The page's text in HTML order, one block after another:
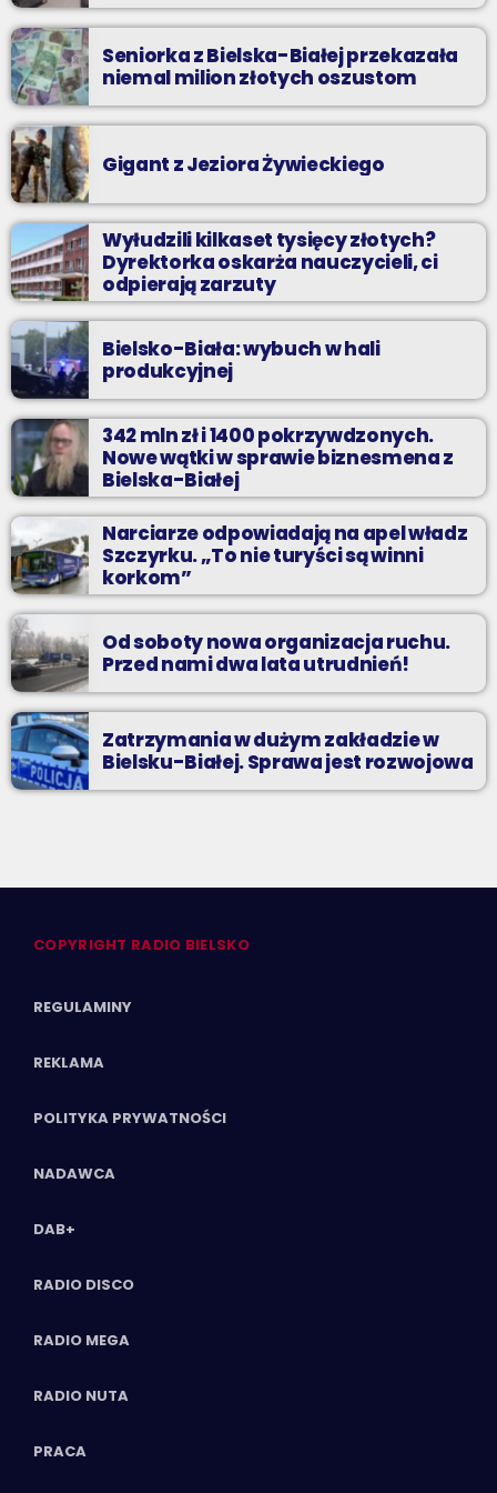
Seniorka z Bielska-Białej przekazała
niemal milion złotych oszustom
Gigant z Jeziora Żywieckiego
Wyłudzili kilkaset tysięcy złotych?
Dyrektorka oskarża nauczycieli, ci
odpierają zarzuty
Bielsko-Biała: wybuch w hali
produkcyjnej
342 mln zł i 1400 pokrzywdzonych.
Nowe wątki w sprawie biznesmena z
Bielska-Białej
Narciarze odpowiadają na apel władz
Szczyrku. „To nie turyści są winni
korkom”
Od soboty nowa organizacja ruchu.
Przed nami dwa lata utrudnień!
Zatrzymania w dużym zakładzie w
Bielsku-Białej. Sprawa jest rozwojowa
COPYRIGHT RADIO BIELSKO
REGULAMINY
REKLAMA
POLITYKA PRYWATNOŚCI
NADAWCA
DAB+
RADIO DISCO
RADIO MEGA
RADIO NUTA
PRACA